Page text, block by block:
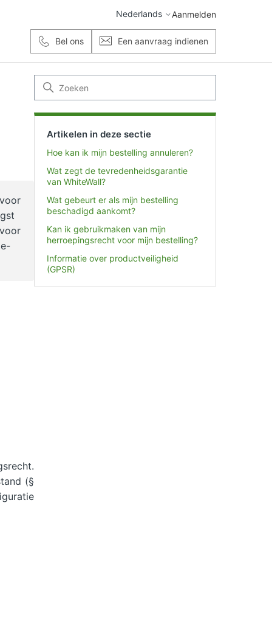
Nederlands Aanmelden
Bel ons Een aanvraag indienen
Artikelen in deze sectie
Hoe kan ik mijn bestelling annuleren?
Wat zegt de tevredenheidsgarantie
van WhiteWall?
Wat gebeurt er als mijn bestelling
beschadigd aankomt?
Kan ik gebruikmaken van mijn
herroepingsrecht voor mijn bestelling?
Informatie over productveiligheid
(GPSR)
(§